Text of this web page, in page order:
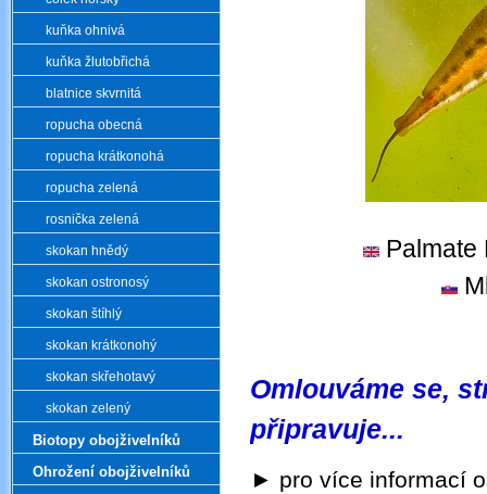
Omlouváme se,
připravuje...
► pro více informací
kuňka ohnivá
kuňka žlutobřichá
blatnice skvrnitá
ropucha obecná
ropucha krátkonohá
ropucha zelená
rosnička zelená
skokan hnědý
skokan ostronosý
skokan štíhlý
skokan krátkonohý
skokan skřehotavý
skokan zelený
Biotopy obojživelníků
Ohrožení obojživelníků